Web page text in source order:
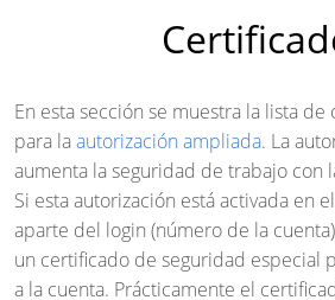
En esta sección se muestra la lista
para laautorización ampliada. La
aumenta la seguridad de trabajo con
Si esta autorización está activada en
aparte del login (número de la
un certificado de seguridad especial
a la cuenta. Prácticamente el